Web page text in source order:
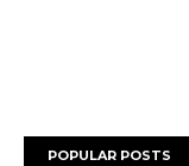
POPULAR POSTS